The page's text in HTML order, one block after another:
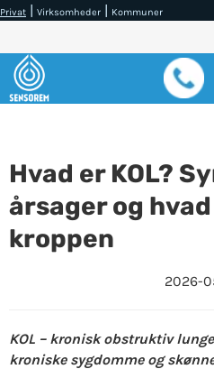
Privat | Virksomheder | Kommuner
Hvad er KOL?
årsager og
kroppen
2026-
KOL – kronisk obstruktiv
kroniske sygdomme og